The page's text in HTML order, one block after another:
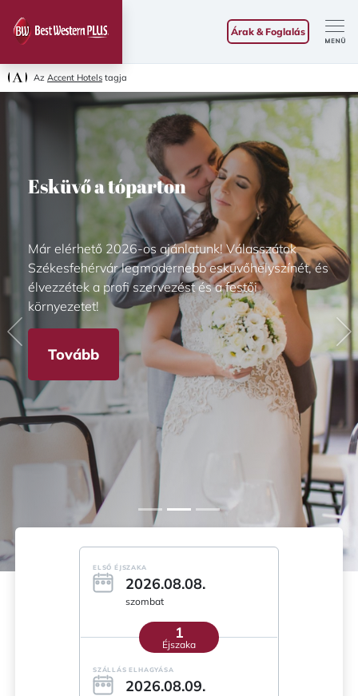
Az Accent Hotels tagja
Árak & Foglalás
Esküvő a tóparton
Már elérhető 2026-os ajánlatunk! Válasszátok
Székesfehérvár legmodernebb esküvőhelyszínét, és
élvezzétek a profi szervezést és a festői
környezetet!
Tovább
Previous
ELSŐ ÉJSZAKA
2026.08.08.
szombat
1
Éjszaka
SZÁLLÁS ELHAGYÁSA
2026.08.09.